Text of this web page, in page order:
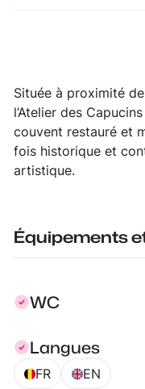
Située à proximité
l’Atelier des
couvent restauré et
fois historique et
artistique.
Équipements
WC
Langues
FR EN